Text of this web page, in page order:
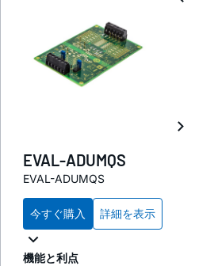
EVAL-ADUMQS
EVAL-ADUMQS
今すぐ購入 詳細を表示
機能と利点